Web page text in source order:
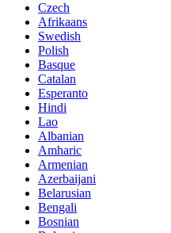
Czech
Afrikaans
Swedish
Polish
Basque
Catalan
Esperanto
Hindi
Lao
Albanian
Amharic
Armenian
Azerbaijani
Belarusian
Bengali
Bosnian